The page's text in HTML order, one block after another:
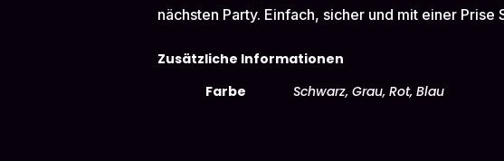
nächsten Party. Einfach, sicher und mit einer Prise
Zusätzliche Informationen
Farbe
Schwarz, Grau, Rot, Blau